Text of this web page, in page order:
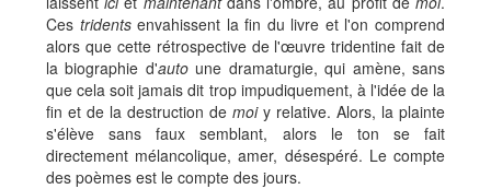
Ces tridentsenvahissent la fin du livre et l'on comprend
alors que cette rétrospective de l'œuvre tridentine fait de
la biographie d'autoune dramaturgie, qui amène, sans
que cela soit jamais dit trop impudiquement, à l'idée de la
fin et de la destruction de moiy relative. Alors, la plainte
s'élève sans faux semblant, alors le ton se fait
directement mélancolique, amer, désespéré. Le compte
des poèmes est le compte des jours.